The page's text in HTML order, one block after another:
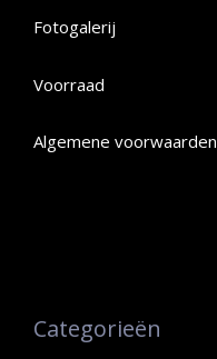
Fotogalerij
Voorraad
Algemene voorwaarden
Categorieën